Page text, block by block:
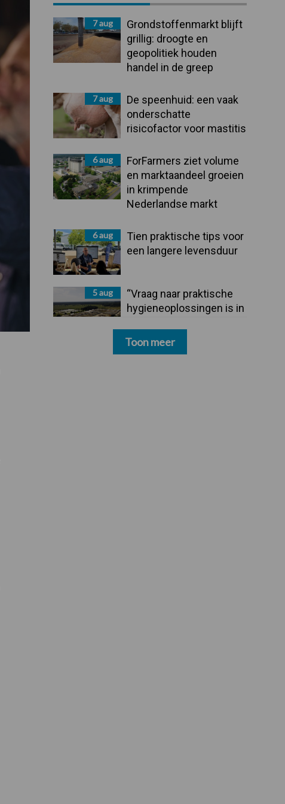
Sidebar7 aug
Grondstoffenmarkt blijft
grillig: droogte en
geopolitiek houden
handel in de greep
7 aug
De speenhuid: een vaak
onderschatte
risicofactor voor mastitis
6 aug
ForFarmers ziet volume
en marktaandeel groeien
in krimpende
Nederlandse markt
6 aug
Tien praktische tips voor
een langere levensduur
5 aug
“Vraag naar praktische
hygieneoplossingen is in
Toon meer